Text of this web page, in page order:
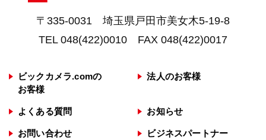
〒335-0031 埼玉県戸田市美女木5-19-8
TEL 048(422)0010 FAX 048(422)0017
ビックカメラ.comの
お客様
法人のお客様
よくある質問 お知らせ
お問い合わせ
ビジネスパートナー